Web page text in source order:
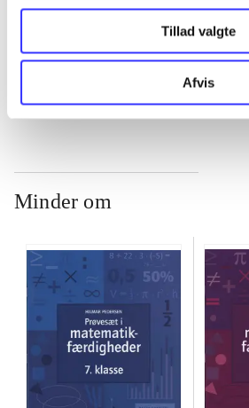
Tillad valgte
Afvis
...
...
Minder om